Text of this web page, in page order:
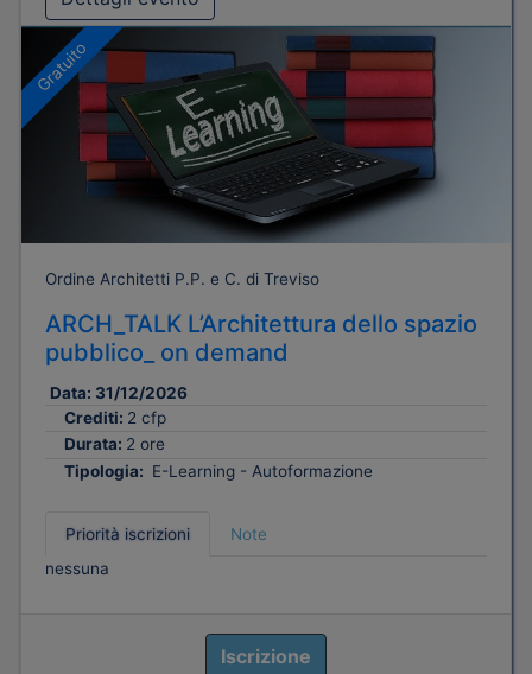
Gratuito
Ordine Architetti P.P. e C. di Treviso
ARCH_TALK L’Architettura dello spazio
pubblico_ on demand
Data: 31/12/2026
Crediti: 2 cfp
Durata: 2 ore
Tipologia: E-Learning - Autoformazione
Priorità iscrizioni
Note
nessuna
Iscrizione